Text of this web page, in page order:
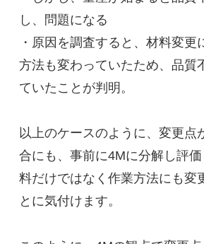
し、問題になる
・原因を調査すると、材料変更
方法も変わっていたため、品質
ていたことが判明。
以上のケースのように、変更点
合にも、事前に4Mに分解し評
料だけではなく作業方法にも変
とに気付けます。